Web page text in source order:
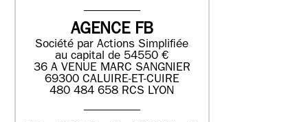
AGENCE FB
Société par Actions Simplifiée
au capital de 54550 €
36 A VENUE MARC SANGNIER
69300 CALUIRE-ET-CUIRE
480 484 658 RCS LYON